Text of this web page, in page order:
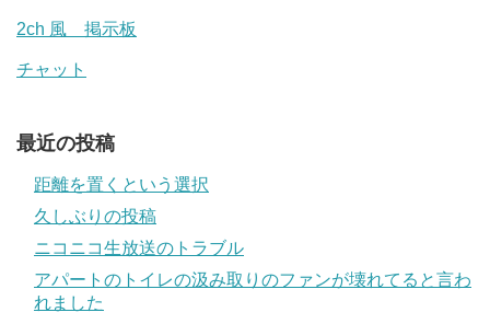
2ch 風 掲示板
チャット
最近の投稿
距離を置くという選択
久しぶりの投稿
ニコニコ生放送のトラブル
アパートのトイレの汲み取りのファンが壊れてると言わ
れました